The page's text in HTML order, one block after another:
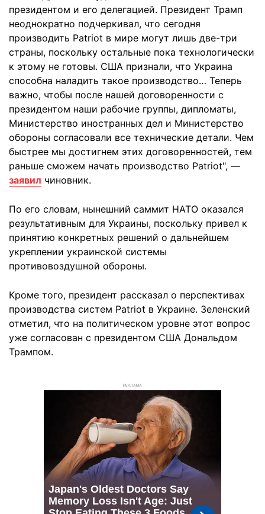
президентом и его делегацией. Президент Трамп
неоднократно подчеркивал, что сегодня
производить Patriot в мире могут лишь две-три
страны, поскольку остальные пока технологически
к этому не готовы. США признали, что Украина
способна наладить такое производство… Теперь
важно, чтобы после нашей договоренности с
президентом наши рабочие группы, дипломаты,
Министерство иностранных дел и Министерство
обороны согласовали все технические детали. Чем
быстрее мы достигнем этих договоренностей, тем
раньше сможем начать производство Patriot", —
заявил чиновник.
По его словам, нынешний саммит НАТО оказался
результативным для Украины, поскольку привел к
принятию конкретных решений о дальнейшем
укреплении украинской системы
противовоздушной обороны.
Кроме того, президент рассказал о перспективах
производства систем Patriot в Украине. Зеленский
отметил, что на политическом уровне этот вопрос
уже согласован с президентом США Дональдом
Трампом.
РЕКЛАМА